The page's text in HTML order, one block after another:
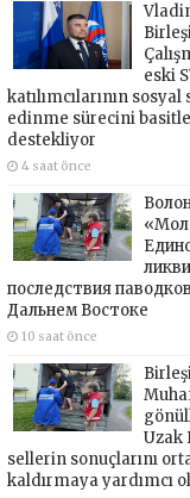
eski
katılımcılarının sosyal
edinme sürecini
destekliyor
4 saat önce
последствия
Дальнем Востоке
10 saat önce
Uzak
sellerin sonuçlarını
kaldırmaya yardımcı